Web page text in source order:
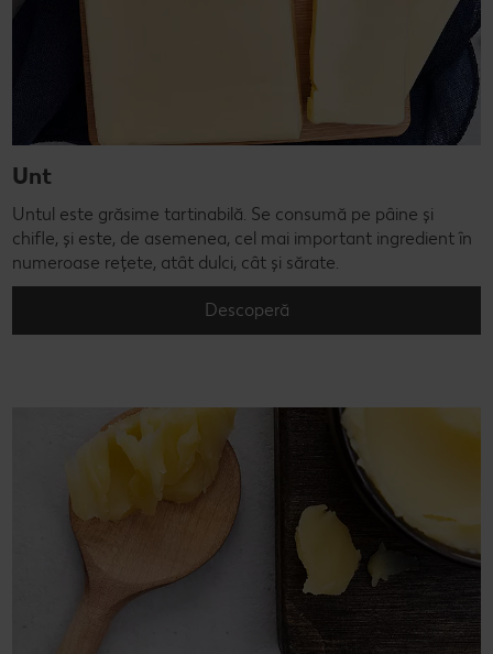
Unt
Untul este grăsime tartinabilă. Se consumă pe pâine și
chifle, și este, de asemenea, cel mai important ingredient în
numeroase rețete, atât dulci, cât și sărate.
Descoperă